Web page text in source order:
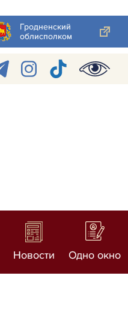
Гродненский
облисполком
Новости Одно окно